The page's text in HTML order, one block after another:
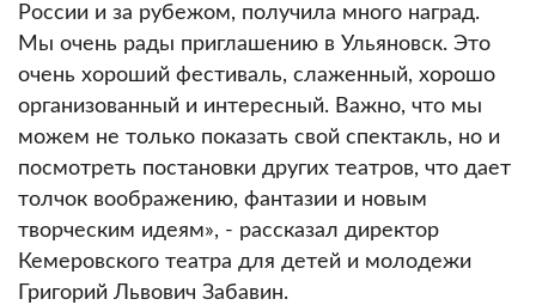
России и за рубежом, получила много наград.
Мы очень рады приглашению в Ульяновск. Это
очень хороший фестиваль, слаженный, хорошо
организованный и интересный. Важно, что мы
можем не только показать свой спектакль, но и
посмотреть постановки других театров, что дает
толчок воображению, фантазии и новым
творческим идеям», - рассказал директор
Кемеровского театра для детей и молодежи
Григорий Львович Забавин.